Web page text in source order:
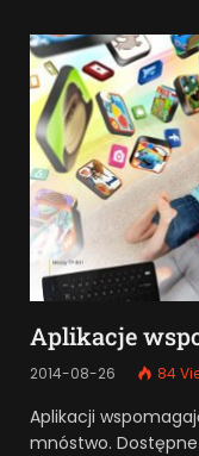
Aplikacje
2014-08-26 84
Aplikacji
mnóstwo.